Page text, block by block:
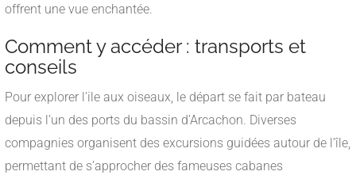
offrent une vue enchantée.
Comment y accéder : transports et
conseils
Pour explorer l’ile aux oiseaux, le départ se fait par bateau
depuis l’un des ports du bassin d’Arcachon. Diverses
compagnies organisent des excursions guidées autour de l’île,
permettant de s’approcher des fameuses cabanes